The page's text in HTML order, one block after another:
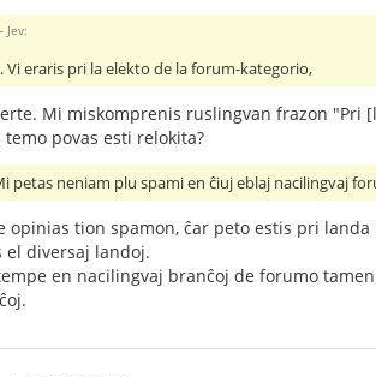
Jev:
Vi eraris pri la elekto de la forum-kategorio,
Mi miskomprenis ruslingvan frazon
temo povas esti relokita?
petas neniam plu spami en ĉiuj eblaj nacilingvaj
opinias tion spamon, ĉar peto estis pri
el diversaj landoj.
en nacilingvaj branĉoj de forumo